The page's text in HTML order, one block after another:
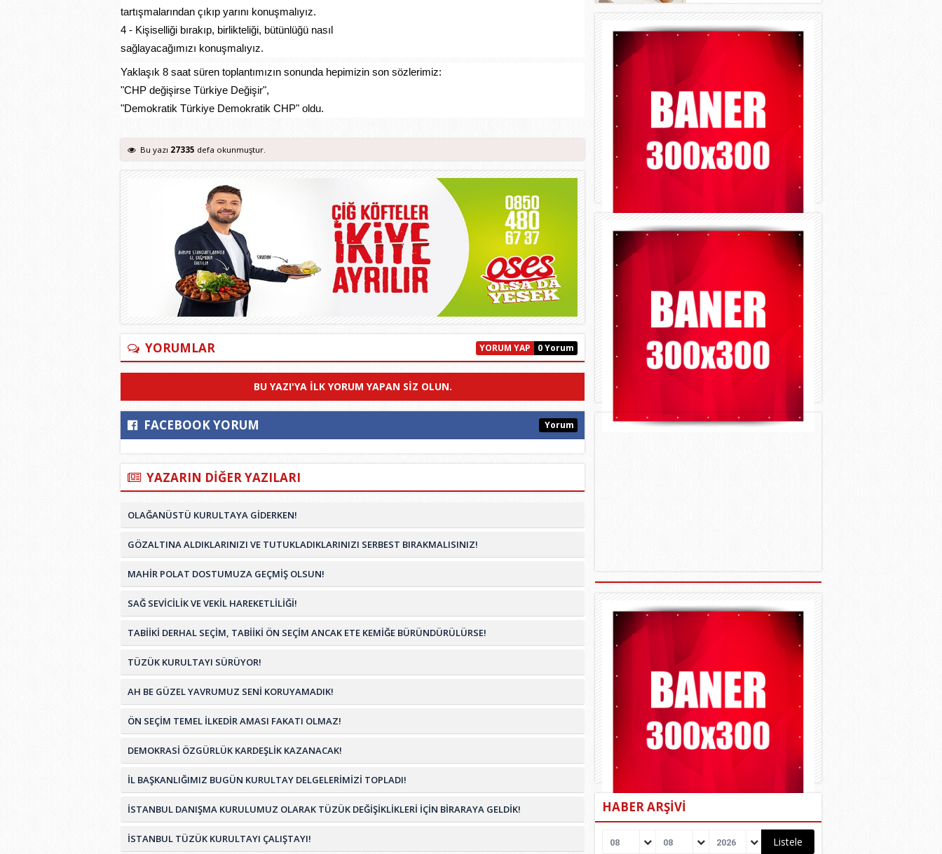
tartışmalarından çıkıp yarını konuşmalıyız.
4 - Kişiselliği bırakıp, birlikteliği, bütünlüğü nasıl
sağlayacağımızı konuşmalıyız.
Yaklaşık 8 saat süren toplantımızın sonunda hepimizin son sözlerimiz:
"CHP değişirse Türkiye Değişir",
"Demokratik Türkiye Demokratik CHP" oldu.
Bu yazı 27335 defa okunmuştur.
YORUMLAR 0 Yorum
YORUM YAP
BU YAZI'YA ILK YORUM YAPAN SIZ OLUN.
FACEBOOK YORUM Yorum
YAZARIN DİĞER YAZILARI
OLAĞANÜSTÜ KURULTAYA GİDERKEN!
GÖZALTINA ALDIKLARINIZI VE TUTUKLADIKLARINIZI SERBEST BIRAKMALISINIZ!
MAHİR POLAT DOSTUMUZA GEÇMİŞ OLSUN!
SAĞ SEVİCİLİK VE VEKİL HAREKETLİLİĞİ!
TABİİKİ DERHAL SEÇİM, TABİİKİ ÖN SEÇİM ANCAK ETE KEMİĞE BÜRÜNDÜRÜLÜRSE!
TÜZÜK KURULTAYI SÜRÜYOR!
AH BE GÜZEL YAVRUMUZ SENİ KORUYAMADIK!
ÖN SEÇİM TEMEL İLKEDİR AMASI FAKATI OLMAZ!
DEMOKRASİ ÖZGÜRLÜK KARDEŞLİK KAZANACAK!
İL BAŞKANLIĞIMIZ BUGÜN KURULTAY DELGELERİMİZİ TOPLADI!
İSTANBUL DANIŞMA KURULUMUZ OLARAK TÜZÜK DEĞİŞİKLİKLERİ İÇİN BİRARAYA GELDİK!
İSTANBUL TÜZÜK KURULTAYI ÇALIŞTAYI!
HABER ARŞİVİ
08 08 2026